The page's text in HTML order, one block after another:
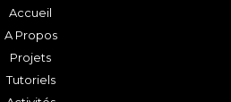
Accueil
A Propos
Projets
Tutoriels